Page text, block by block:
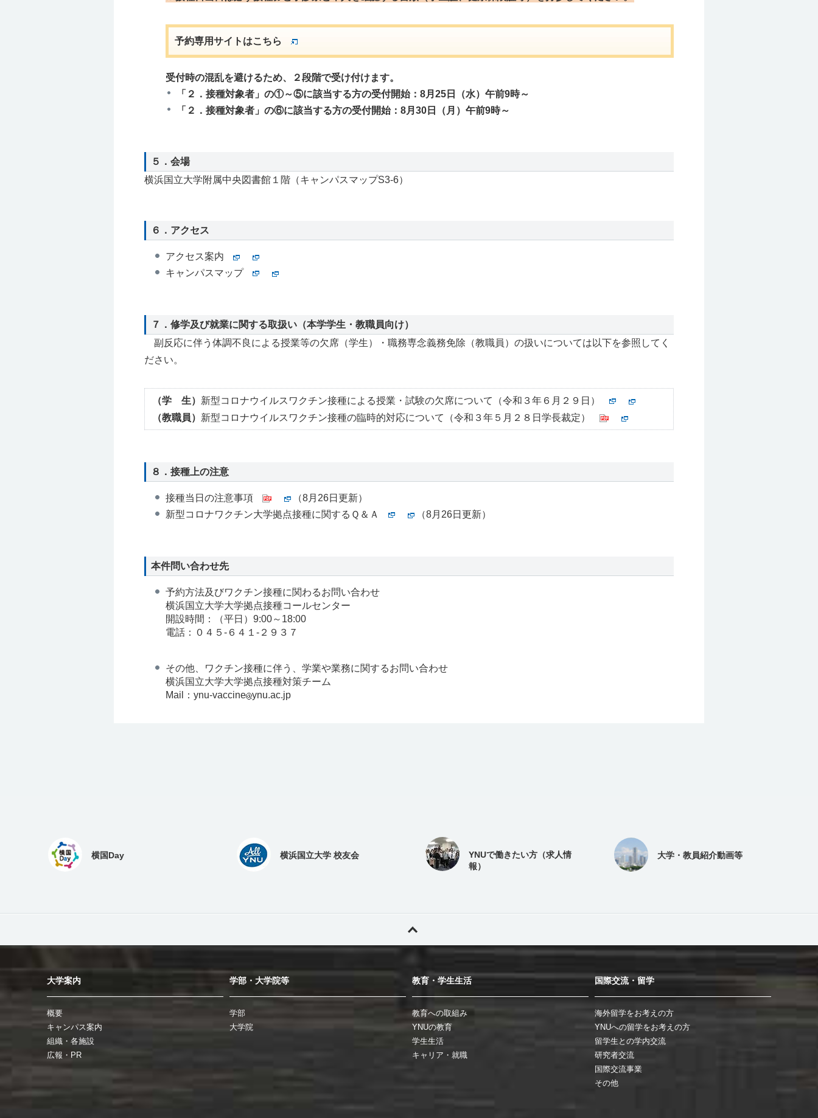
予約専用サイトはこちら
受付時の混乱を避けるため、２段階で受け付けます。
「２．接種対象者」の①～⑤に該当する方の受付開始：8月25日（水）午前9時～
「２．接種対象者」の⑥に該当する方の受付開始：8月30日（月）午前9時～
５．会場
横浜国立大学附属中央図書館１階（キャンパスマップS3-6）
６．アクセス
アクセス案内
キャンパスマップ
７．修学及び就業に関する取扱い（本学学生・教職員向け）
副反応に伴う体調不良による授業等の欠席（学生）・職務専念義務免除（教職員）の扱いについては以下を参照してく
ださい。
（学 生） 新型コロナウイルスワクチン接種による授業・試験の欠席について（令和３年６月２９日）
（教職員） 新型コロナウイルスワクチン接種の臨時的対応について（令和３年５月２８日学長裁定）
８．接種上の注意
接種当日の注意事項
（8月26日更新）
新型コロナワクチン大学拠点接種に関するＱ＆Ａ
（8月26日更新）
本件問い合わせ先
予約方法及びワクチン接種に関わるお問い合わせ
横浜国立大学大学拠点接種コールセンター
開設時間：（平日）9:00～18:00
電話：０４５-６４１-２９３７
その他、ワクチン接種に伴う、学業や業務に関するお問い合わせ
横浜国立大学大学拠点接種対策チーム
Mail：ynu-vaccine ynu.ac.jp
横国Day 横浜国立大学 校友会
YNUで働きたい方（求人情
報）
大学・教員紹介動画等
大学案内
概要
キャンパス案内
組織・各施設
広報・PR
学部・大学院等
学部
大学院
教育・学生生活
教育への取組み
YNUの教育
学生生活
キャリア・就職
国際交流・留学
海外留学をお考えの方
YNUへの留学をお考えの方
留学生との学内交流
研究者交流
国際交流事業
その他